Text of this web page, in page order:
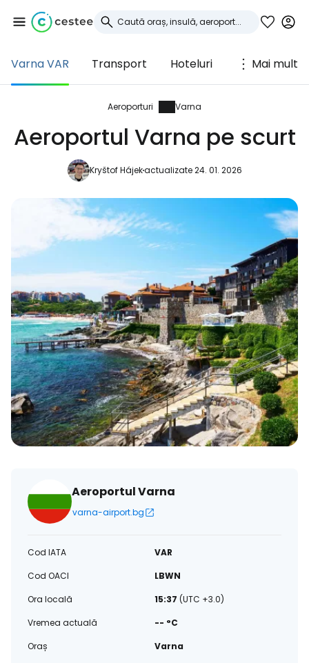
Varna VAR Transport Hoteluri Mai mult
Aeroporturi Varna
Aeroportul Varna pe scurt
Kryštof Hájekactualizate 24. 01. 2026
Aeroportul Varna
varna-airport.bg
Cod IATA
VAR
Cod OACI
LBWN
Ora locală
15:37 (UTC +3.0)
Vremea actuală
-- °C
Oraș
Varna
Conectați-vă la
Cestee
... comunitatea mondială a călătorilor
Continuați cu Facebook
Continuați cu e-mailul